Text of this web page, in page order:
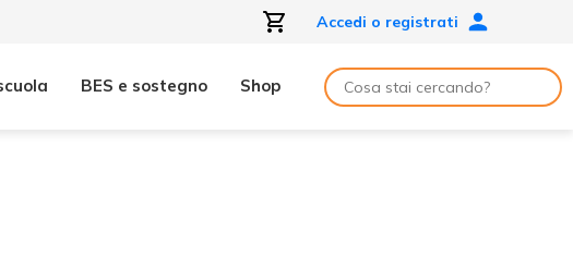
Accedi o registrati
BES e sostegno Shop